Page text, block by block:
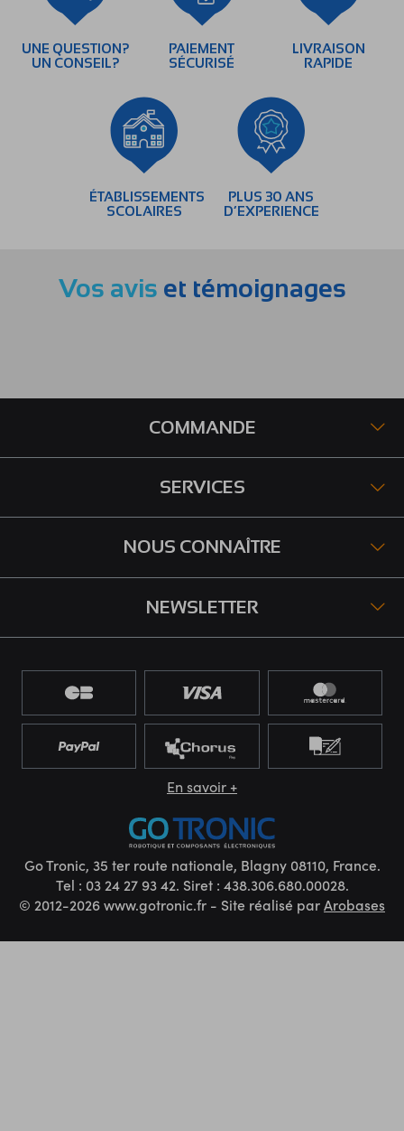
UNE QUESTION?
UN CONSEIL?
PAIEMENT
SÉCURISÉ
LIVRAISON
RAPIDE
ÉTABLISSEMENTS
SCOLAIRES
PLUS 30 ANS
D’EXPERIENCE
Vos avis et témoignages
COMMANDE
SERVICES
NOUS CONNAÎTRE
NEWSLETTER
En savoir +
Go Tronic, 35 ter route nationale, Blagny 08110, France.
Tel : 03 24 27 93 42. Siret : 438.306.680.00028.
© 2012-2026 www.gotronic.fr - Site réalisé parArobases